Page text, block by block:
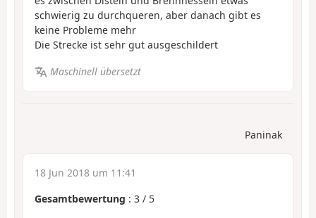
schwierig zu durchqueren, aber danach gibt es
keine Probleme mehr
Die Strecke ist sehr gut ausgeschildert
Maschinell übersetzt
Paninak
18 Jun 2018 um 11:41
Gesamtbewertung : 3 / 5